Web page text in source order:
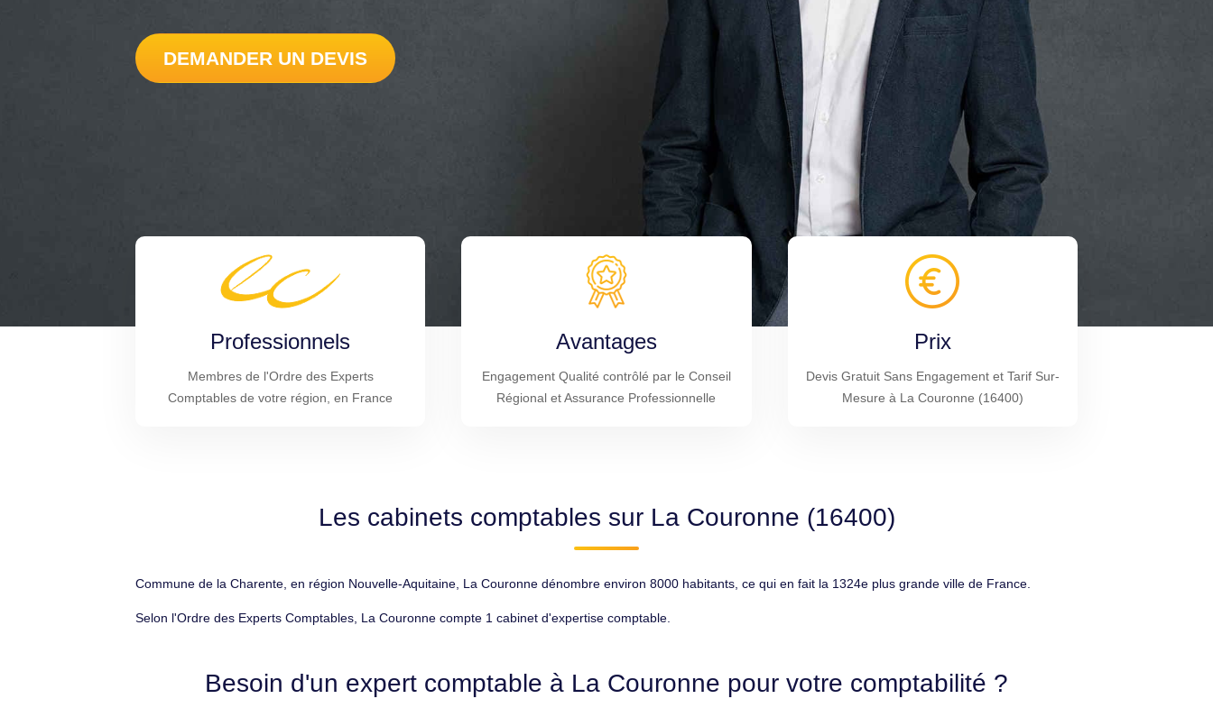
DEMANDER UN DEVIS
Professionnels
Membres de l'Ordre des Experts
Comptables de votre région, en France
Avantages
Engagement Qualité contrôlé par le Conseil
Régional et Assurance Professionnelle
Prix
Devis Gratuit Sans Engagement et Tarif Sur-
Mesure à La Couronne (16400)
Les cabinets comptables sur La Couronne (16400)
Commune de la Charente, en région Nouvelle-Aquitaine, La Couronne dénombre environ 8000 habitants, ce qui en fait la 1324e plus grande ville de France.
Selon l'Ordre des Experts Comptables, La Couronne compte 1 cabinet d'expertise comptable.
Besoin d'un expert comptable à La Couronne pour votre comptabilité ?